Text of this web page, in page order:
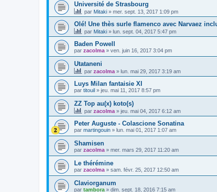
Université de Strasbourg
par Mitaki » mer. sept. 13, 2017 1:09 pm
Olé! Une thès surle flamenco avec Narvaez
par Mitaki » lun. sept. 04, 2017 5:47 pm
Baden Powell
par zacolma » ven. juin 16, 2017 3:04 pm
Utataneni
par zacolma » lun. mai 29, 2017 3:19 am
Luys Milan fantaisie XI
par titouil » jeu. mai 11, 2017 8:57 pm
ZZ Top au(x) koto(s)
par zacolma » jeu. mai 04, 2017 6:12 am
Peter Auguste - Colascione Sonatina
par martingouin » lun. mai 01, 2017 1:07 am
Shamisen
par zacolma » mer. mars 29, 2017 11:20 am
Le thérémine
par zacolma » sam. févr. 25, 2017 12:50 am
Claviorganum
par tambora » dim. sept. 18, 2016 7:15 am